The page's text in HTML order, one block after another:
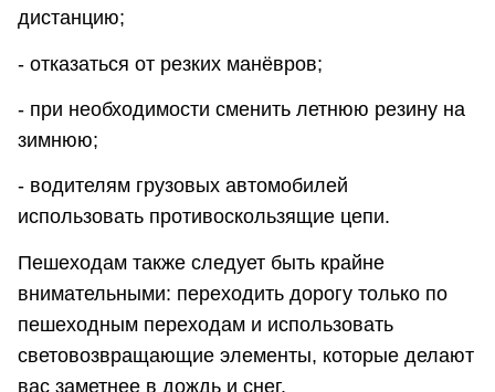
дистанцию;
- отказаться от резких манёвров;
- при необходимости сменить летнюю резину на
зимнюю;
- водителям грузовых автомобилей
использовать противоскользящие цепи.
Пешеходам также следует быть крайне
внимательными: переходить дорогу только по
пешеходным переходам и использовать
световозвращающие элементы, которые делают
вас заметнее в дождь и снег.